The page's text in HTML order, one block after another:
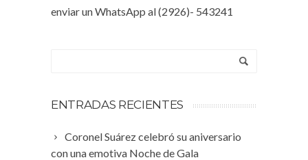
enviar un WhatsApp al (2926)- 543241
ENTRADAS RECIENTES
Coronel Suárez celebró su aniversario
con una emotiva Noche de Gala